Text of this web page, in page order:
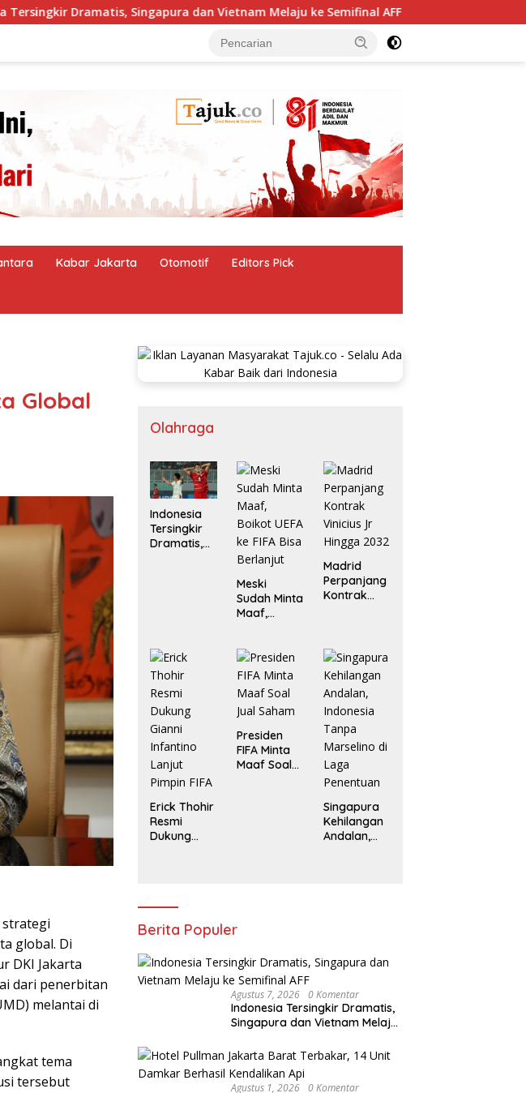
Singapura dan Vietnam Melaju ke Semifinal AFF Harga Properti
Kabar Jakarta Otomotif Editors Pick
Global
strategi
global. Di
DKI Jakarta
dari penerbitan
melantai di
tema
tersebut
Olahraga
Indonesia
Tersingkir
Dramatis,
Meski
Sudah Minta
Maaf,
Berlanjut
Madrid
Perpanjang
Kontrak
Erick Thohir
Resmi
Dukung
Presiden
FIFA Minta
Maaf Soal
Singapura
Kehilangan
Andalan,
Berita Populer
Agustus 7, 2026 0 Komentar
Indonesia Tersingkir Dramatis,
Singapura dan Vietnam Melaju
Agustus 1, 2026 0 Komentar